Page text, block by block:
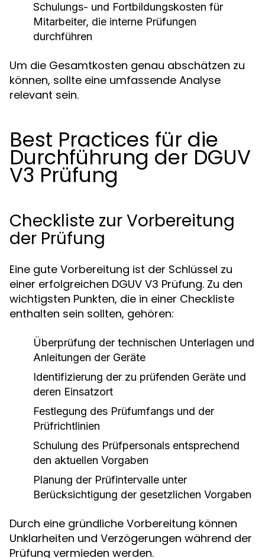
Schulungs- und Fortbildungskosten für
Mitarbeiter, die interne Prüfungen
durchführen
Um die Gesamtkosten genau abschätzen zu
können, sollte eine umfassende Analyse
relevant sein.
Best Practices für die
Durchführung der DGUV
V3 Prüfung
Checkliste zur Vorbereitung
der Prüfung
Eine gute Vorbereitung ist der Schlüssel zu
einer erfolgreichen DGUV V3 Prüfung. Zu den
wichtigsten Punkten, die in einer Checkliste
enthalten sein sollten, gehören:
Überprüfung der technischen Unterlagen und
Anleitungen der Geräte
Identifizierung der zu prüfenden Geräte und
deren Einsatzort
Festlegung des Prüfumfangs und der
Prüfrichtlinien
Schulung des Prüfpersonals entsprechend
den aktuellen Vorgaben
Planung der Prüfintervalle unter
Berücksichtigung der gesetzlichen Vorgaben
Durch eine gründliche Vorbereitung können
Unklarheiten und Verzögerungen während der
Prüfung vermieden werden.